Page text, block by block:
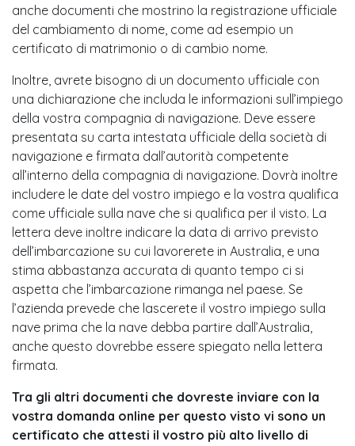
anche documenti che mostrino la registrazione ufficiale
del cambiamento di nome, come ad esempio un
certificato di matrimonio o di cambio nome.
Inoltre, avrete bisogno di un documento ufficiale con
una dichiarazione che includa le informazioni sull’impiego
della vostra compagnia di navigazione. Deve essere
presentata su carta intestata ufficiale della società di
navigazione e firmata dall’autorità competente
all’interno della compagnia di navigazione. Dovrà inoltre
includere le date del vostro impiego e la vostra qualifica
come ufficiale sulla nave che si qualifica per il visto. La
lettera deve inoltre indicare la data di arrivo previsto
dell’imbarcazione su cui lavorerete in Australia, e una
stima abbastanza accurata di quanto tempo ci si
aspetta che l’imbarcazione rimanga nel paese. Se
l’azienda prevede che lascerete il vostro impiego sulla
nave prima che la nave debba partire dall’Australia,
anche questo dovrebbe essere spiegato nella lettera
firmata.
Tra gli altri documenti che dovreste inviare con la
vostra domanda online per questo visto vi sono un
certificato che attesti il vostro più alto livello di